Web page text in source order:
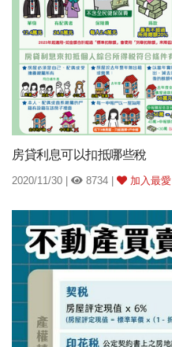
房貸利息可以扣抵哪些稅
2020/11/30 | 8734 | 加入最愛